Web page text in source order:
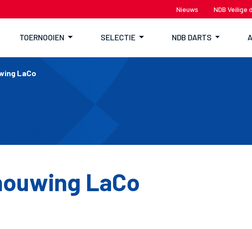
Nieuws NDB
TOERNOOIEN SELECTIE NDB DARTS
LaCo
LaCo